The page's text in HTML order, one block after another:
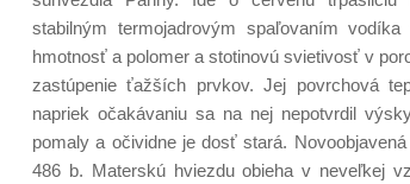
stabilným termojadrovým spaľovaním
hmotnosť a polomer a stotinovú svietivosť v
zastúpenie ťažších prvkov. Jej povrchová
napriek očakávaniu sa na nej nepotvrdil
pomaly a očividne je dosť stará.
486 b. Materskú hviezdu obieha v neveľkej